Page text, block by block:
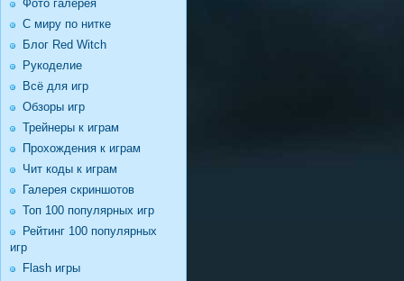
Фото галерея
С миру по нитке
Блог Red Witch
Рукоделие
Всё для игр
Обзоры игр
Трейнеры к играм
Прохождения к играм
Чит коды к играм
Галерея скриншотов
Топ 100 популярных игр
Рейтинг 100 популярных
игр
Flash игры